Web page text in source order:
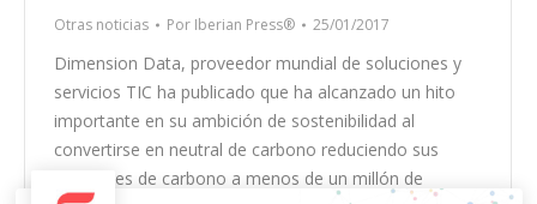
Otras noticias Por Iberian Press® 25/01/2017
Dimension Data, proveedor mundial de soluciones y
servicios TIC ha publicado que ha alcanzado un hito
importante en su ambición de sostenibilidad al
convertirse en neutral de carbono reduciendo sus
emisiones de carbono a menos de un millón de